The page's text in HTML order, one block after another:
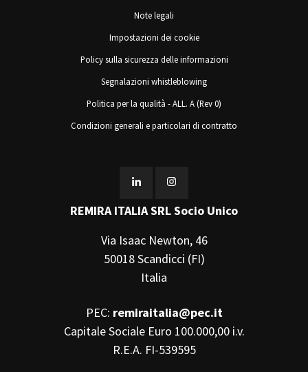
Note legali
Impostazioni dei cookie
Policy sulla sicurezza delle informazioni
Segnalazioni whistleblowing
Politica per la qualità - ALL. A (Rev 0)
Condizioni generali e particolari di contratto
REMIRA ITALIA SRL Socio Unico
Via Isaac Newton, 46
50018 Scandicci (FI)
Italia
PEC: remiraitalia@pec.it
Capitale Sociale Euro 100.000,00 i.v.
R.E.A. FI-539595